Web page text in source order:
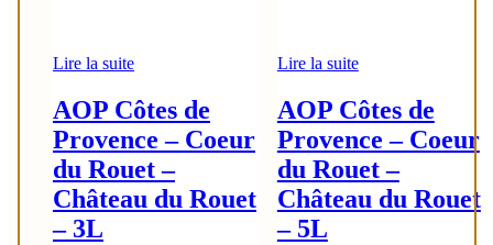
Lire la suite
AOP Côtes de
Provence – Coeur
du Rouet –
Château du Rouet
– 3L
Lire la suite
AOP Côtes de
Provence – Coeur
du Rouet –
Château du Rouet
– 5L